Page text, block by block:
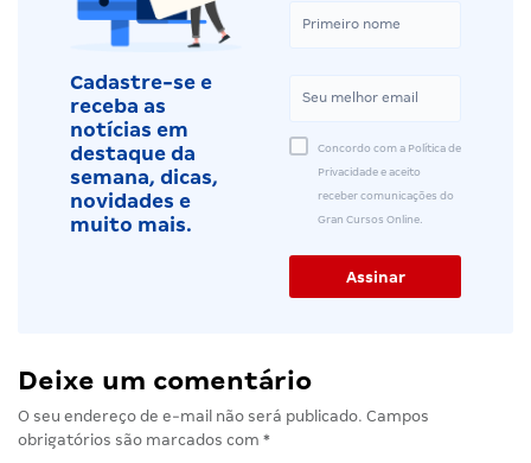
Cadastre-se e
receba as
notícias em
destaque da
semana, dicas,
novidades e
muito mais.
Concordo com a Política de
Privacidade e aceito
receber comunicações do
Gran Cursos Online.
Deixe um comentário
O seu endereço de e-mail não será publicado. Campos
obrigatórios são marcados com *